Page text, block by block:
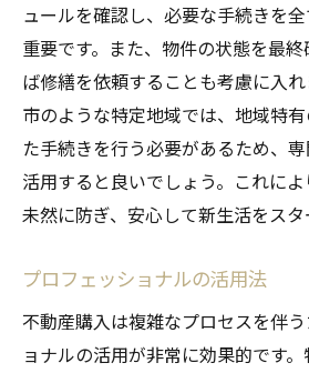
ュールを確認し、必要な手続きを
重要です。また、物件の状態を最
ば修繕を依頼することも考慮に入
市のような特定地域では、地域特
た手続きを行う必要があるため、
活用すると良いでしょう。これに
未然に防ぎ、安心して新生活をスタ
プロフェッショナルの活用法
不動産購入は複雑なプロセスを伴
ョナルの活用が非常に効果的です